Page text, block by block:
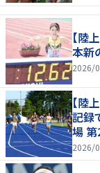
【陸
本新
2026/
【陸
記録
場 第
2026/